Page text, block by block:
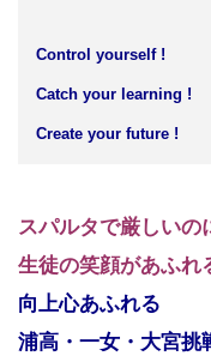
Control yourself !
Catch your learning !
Create your future !
スパルタで厳しいの
生徒の笑顔があふれ
向上心あふれる
浦高・一女・大宮挑